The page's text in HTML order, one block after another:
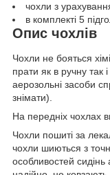
чохли з
в комплекті 5
Опис чохлів
Чохли не бояться
прати як в ручну так
аерозольні засоби
знімати).
На передніх чохлах
Чохли пошиті за
чохли шиються з
особливостей